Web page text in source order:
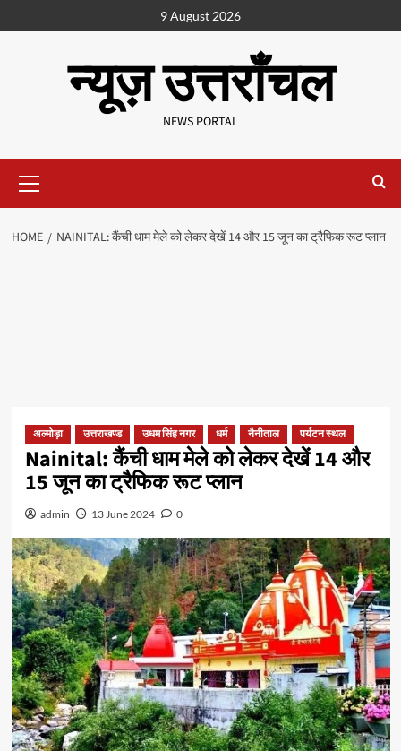
9 August 2026
न्यूज़ उत्तराँचल
NEWS PORTAL
HOME NAINITAL: कैंची धाम मेले को लेकर देखें 14 और 15 जून का ट्रैफिक रूट प्लान
अल्मोड़ा उत्तराखण्ड उधम सिंह नगर धर्म नैनीताल पर्यटन स्थल
Nainital: कैंची धाम मेले को लेकर देखें 14 और
15 जून का ट्रैफिक रूट प्लान
admin 13 June 2024 0